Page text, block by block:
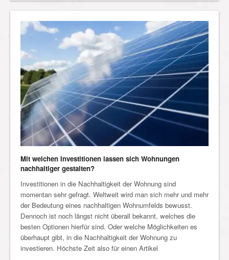
Mit welchen Investitionen lassen sich Wohnungen
nachhaltiger gestalten?
Investitionen in die Nachhaltigkeit der Wohnung sind
momentan sehr gefragt. Weltweit wird man sich mehr und mehr
der Bedeutung eines nachhaltigen Wohnumfelds bewusst.
Dennoch ist noch längst nicht überall bekannt, welches die
besten Optionen hierfür sind. Oder welche Möglichkeiten es
überhaupt gibt, in die Nachhaltigkeit der Wohnung zu
investieren. Höchste Zeit also für einen Artikel